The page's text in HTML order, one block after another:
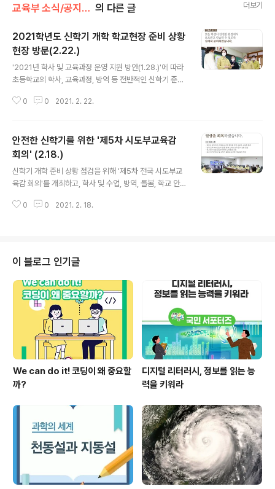
교육부 소식/공지사항 의 다른 글 더보기
2021학년도 신학기 개학 학교현장 준비 상황
현장 방문(2.22.)
'2021년 학사 및 교육과정 운영 지원 방안(1.28.)'에 따라
초등학교의 학사, 교육과정, 방역 등 전반적인 신학기 준비
어, 코로나19로 인해 변화된 환경에 대비하기 위하여 미래
1년 #신학기 #준비상황 #미래교육센터 #예비교원 #원격
교육 #역량강화
0 0 2021. 2. 22.
안전한 신학기를 위한 '제5차 시도부교육감
회의' (2.18.)
신학기 개학 준비 상황 점검을 위해 '제5차 전국 시도부교
육감 회의'를 개최하고, 학사 및 수업, 방역, 돌봄, 학교 안전
#교육청 #시도부교육감 #안전 #신학기
0 0 2021. 2. 18.
이 블로그 인기글
We can do it! 코딩이 왜 중요할
까?
디지털 리터러시, 정보를 읽는 능
력을 키워라